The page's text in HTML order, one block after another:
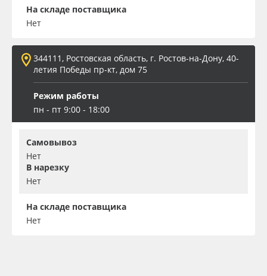
На складе поставщика
Нет
344111, Ростовская область, г. Ростов-на-Дону, 40-
летия Победы пр-кт, дом 75
Режим работы
пн - пт 9:00 - 18:00
Самовывоз
Нет
В нарезку
Нет
На складе поставщика
Нет